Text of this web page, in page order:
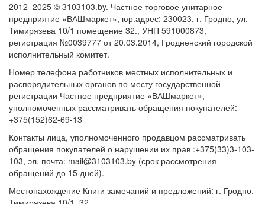
2012–2025 © 3103103.by. Частное торговое унитарное
предприятие «ВАШмаркет», юр.адрес: 230023, г. Гродно, ул.
Тимирязева 10/1 помещение 32., УНП 591000873,
регистрация №0039777 от 20.03.2014, Гродненский городской
исполнительный комитет.
Номер телефона работников местных исполнительных и
распорядительных органов по месту государственной
регистрации Частное предприятие «ВАШмаркет»,
уполномоченных рассматривать обращения покупателей:
+375(152)62-69-13
Контакты лица, уполномоченного продавцом рассматривать
обращения покупателей о нарушении их прав :+375(33)3-103-
103, эл. почта: mail@3103103.by (срок рассмотрения
обращений до 15 дней).
Местонахождение Книги замечаний и предложений: г. Гродно,